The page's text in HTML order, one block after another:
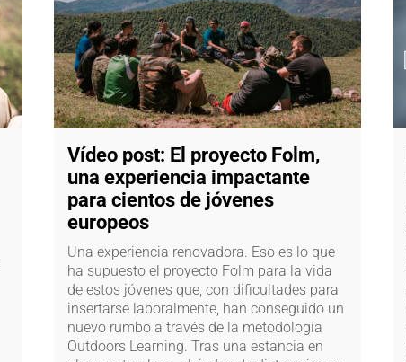
Vídeo post: El proyecto Folm,
una experiencia impactante
para cientos de jóvenes
europeos
Una experiencia renovadora. Eso es lo que
ha supuesto el proyecto Folm para la vida
de estos jóvenes que, con dificultades para
insertarse laboralmente, han conseguido un
nuevo rumbo a través de la metodología
Outdoors Learning. Tras una estancia en